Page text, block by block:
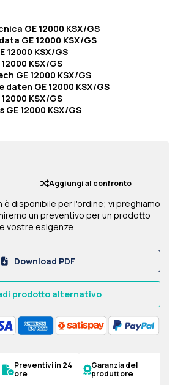
GE 12000 KSX/GS
GE 12000 KSX/GS
12000 KSX/GS
KSX/GS
GE 12000 KSX/GS
GE 12000 KSX/GS
KSX/GS
12000 KSX/GS
Aggiungi al confronto
disponibile per l'ordine; vi preghiamo
un preventivo per un prodotto
vostre esigenze.
Download PDF
prodotto alternativo
Preventivi in 24
ore
Garanzia del
produttore